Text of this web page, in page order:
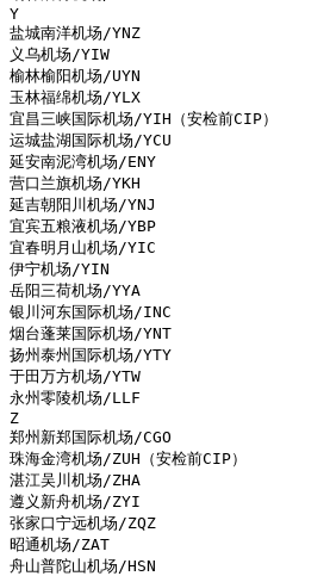
Y
盐城南洋机场/YNZ
义乌机场/YIW
榆林榆阳机场/UYN
玉林福绵机场/YLX
宜昌三峡国际机场/YIH（安检前CIP）
运城盐湖国际机场/YCU
延安南泥湾机场/ENY
营口兰旗机场/YKH
延吉朝阳川机场/YNJ
宜宾五粮液机场/YBP
宜春明月山机场/YIC
伊宁机场/YIN
岳阳三荷机场/YYA
银川河东国际机场/INC
烟台蓬莱国际机场/YNT
扬州泰州国际机场/YTY
于田万方机场/YTW
永州零陵机场/LLF
Z
郑州新郑国际机场/CGO
珠海金湾机场/ZUH（安检前CIP）
湛江吴川机场/ZHA
遵义新舟机场/ZYI
张家口宁远机场/ZQZ
昭通机场/ZAT
舟山普陀山机场/HSN